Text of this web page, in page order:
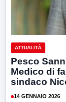
ATTUALITÀ
Pesco
Medico di
sindaco
14 GENNAIO 2026